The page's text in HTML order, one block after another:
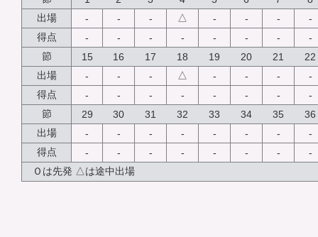
出場 - - - △ - - - -
得点 - - - - - - - -
節 15 16 17 18 19 20 21 22
出場 - - - △ - - - -
得点 - - - - - - - -
節 29 30 31 32 33 34 35 36
出場 - - - - - - - -
得点 - - - - - - -
-
Ｏは先発 △は途中出場